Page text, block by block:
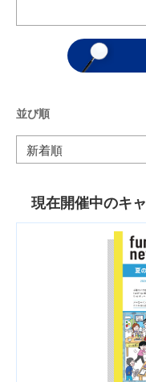
並び順
現在開催中のキ